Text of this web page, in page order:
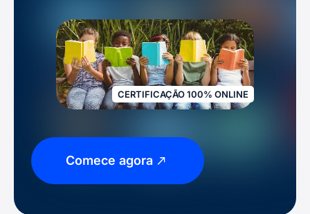
CERTIFICAÇÃO 100% ONLINE
Comece agora